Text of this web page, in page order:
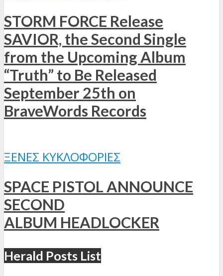
STORM FORCE Release
SAVIOR, the Second Single
from the Upcoming Album
“Truth” to Be Released
September 25th on
BraveWords Records
ΞΈΝΕΣ ΚΥΚΛΟΦΟΡΊΕΣ
SPACE PISTOL ANNOUNCE
SECOND
ALBUM HEADLOCKER
Herald Posts List